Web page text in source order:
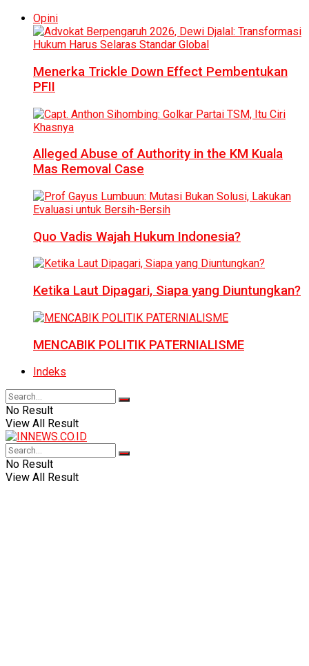
Opini
Menerka Trickle Down Effect Pembentukan
PFII
Alleged Abuse of Authority in the KM Kuala
Mas Removal Case
Quo Vadis Wajah Hukum Indonesia?
Ketika Laut Dipagari, Siapa yang Diuntungkan?
MENCABIK POLITIK PATERNIALISME
Indeks
No Result
View All Result
No Result
View All Result